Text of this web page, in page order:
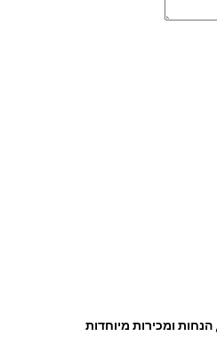
ומכירות מיוחדות